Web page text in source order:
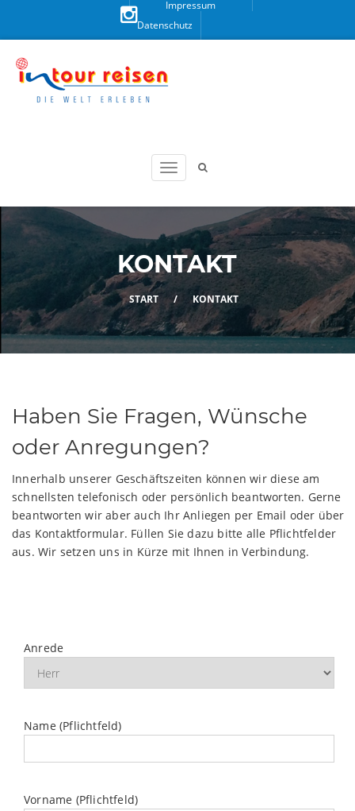
Sie uns
auf
Impressum
Datenschutz
KONTAKT
START / KONTAKT
Haben Sie Fragen, Wünsche
oder Anregungen?
Innerhalb unserer Geschäftszeiten können wir diese am
schnellsten telefonisch oder persönlich beantworten. Gerne
beantworten wir aber auch Ihr Anliegen per Email oder über
das Kontaktformular. Füllen Sie dazu bitte alle Pflichtfelder
aus. Wir setzen uns in Kürze mit Ihnen in Verbindung.
Anrede
Name (Pflichtfeld)
Vorname (Pflichtfeld)